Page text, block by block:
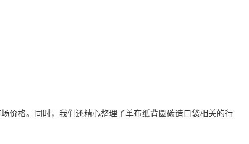
价格。同时，我们还精心整理了单布纸背圆碳造口袋相关的行